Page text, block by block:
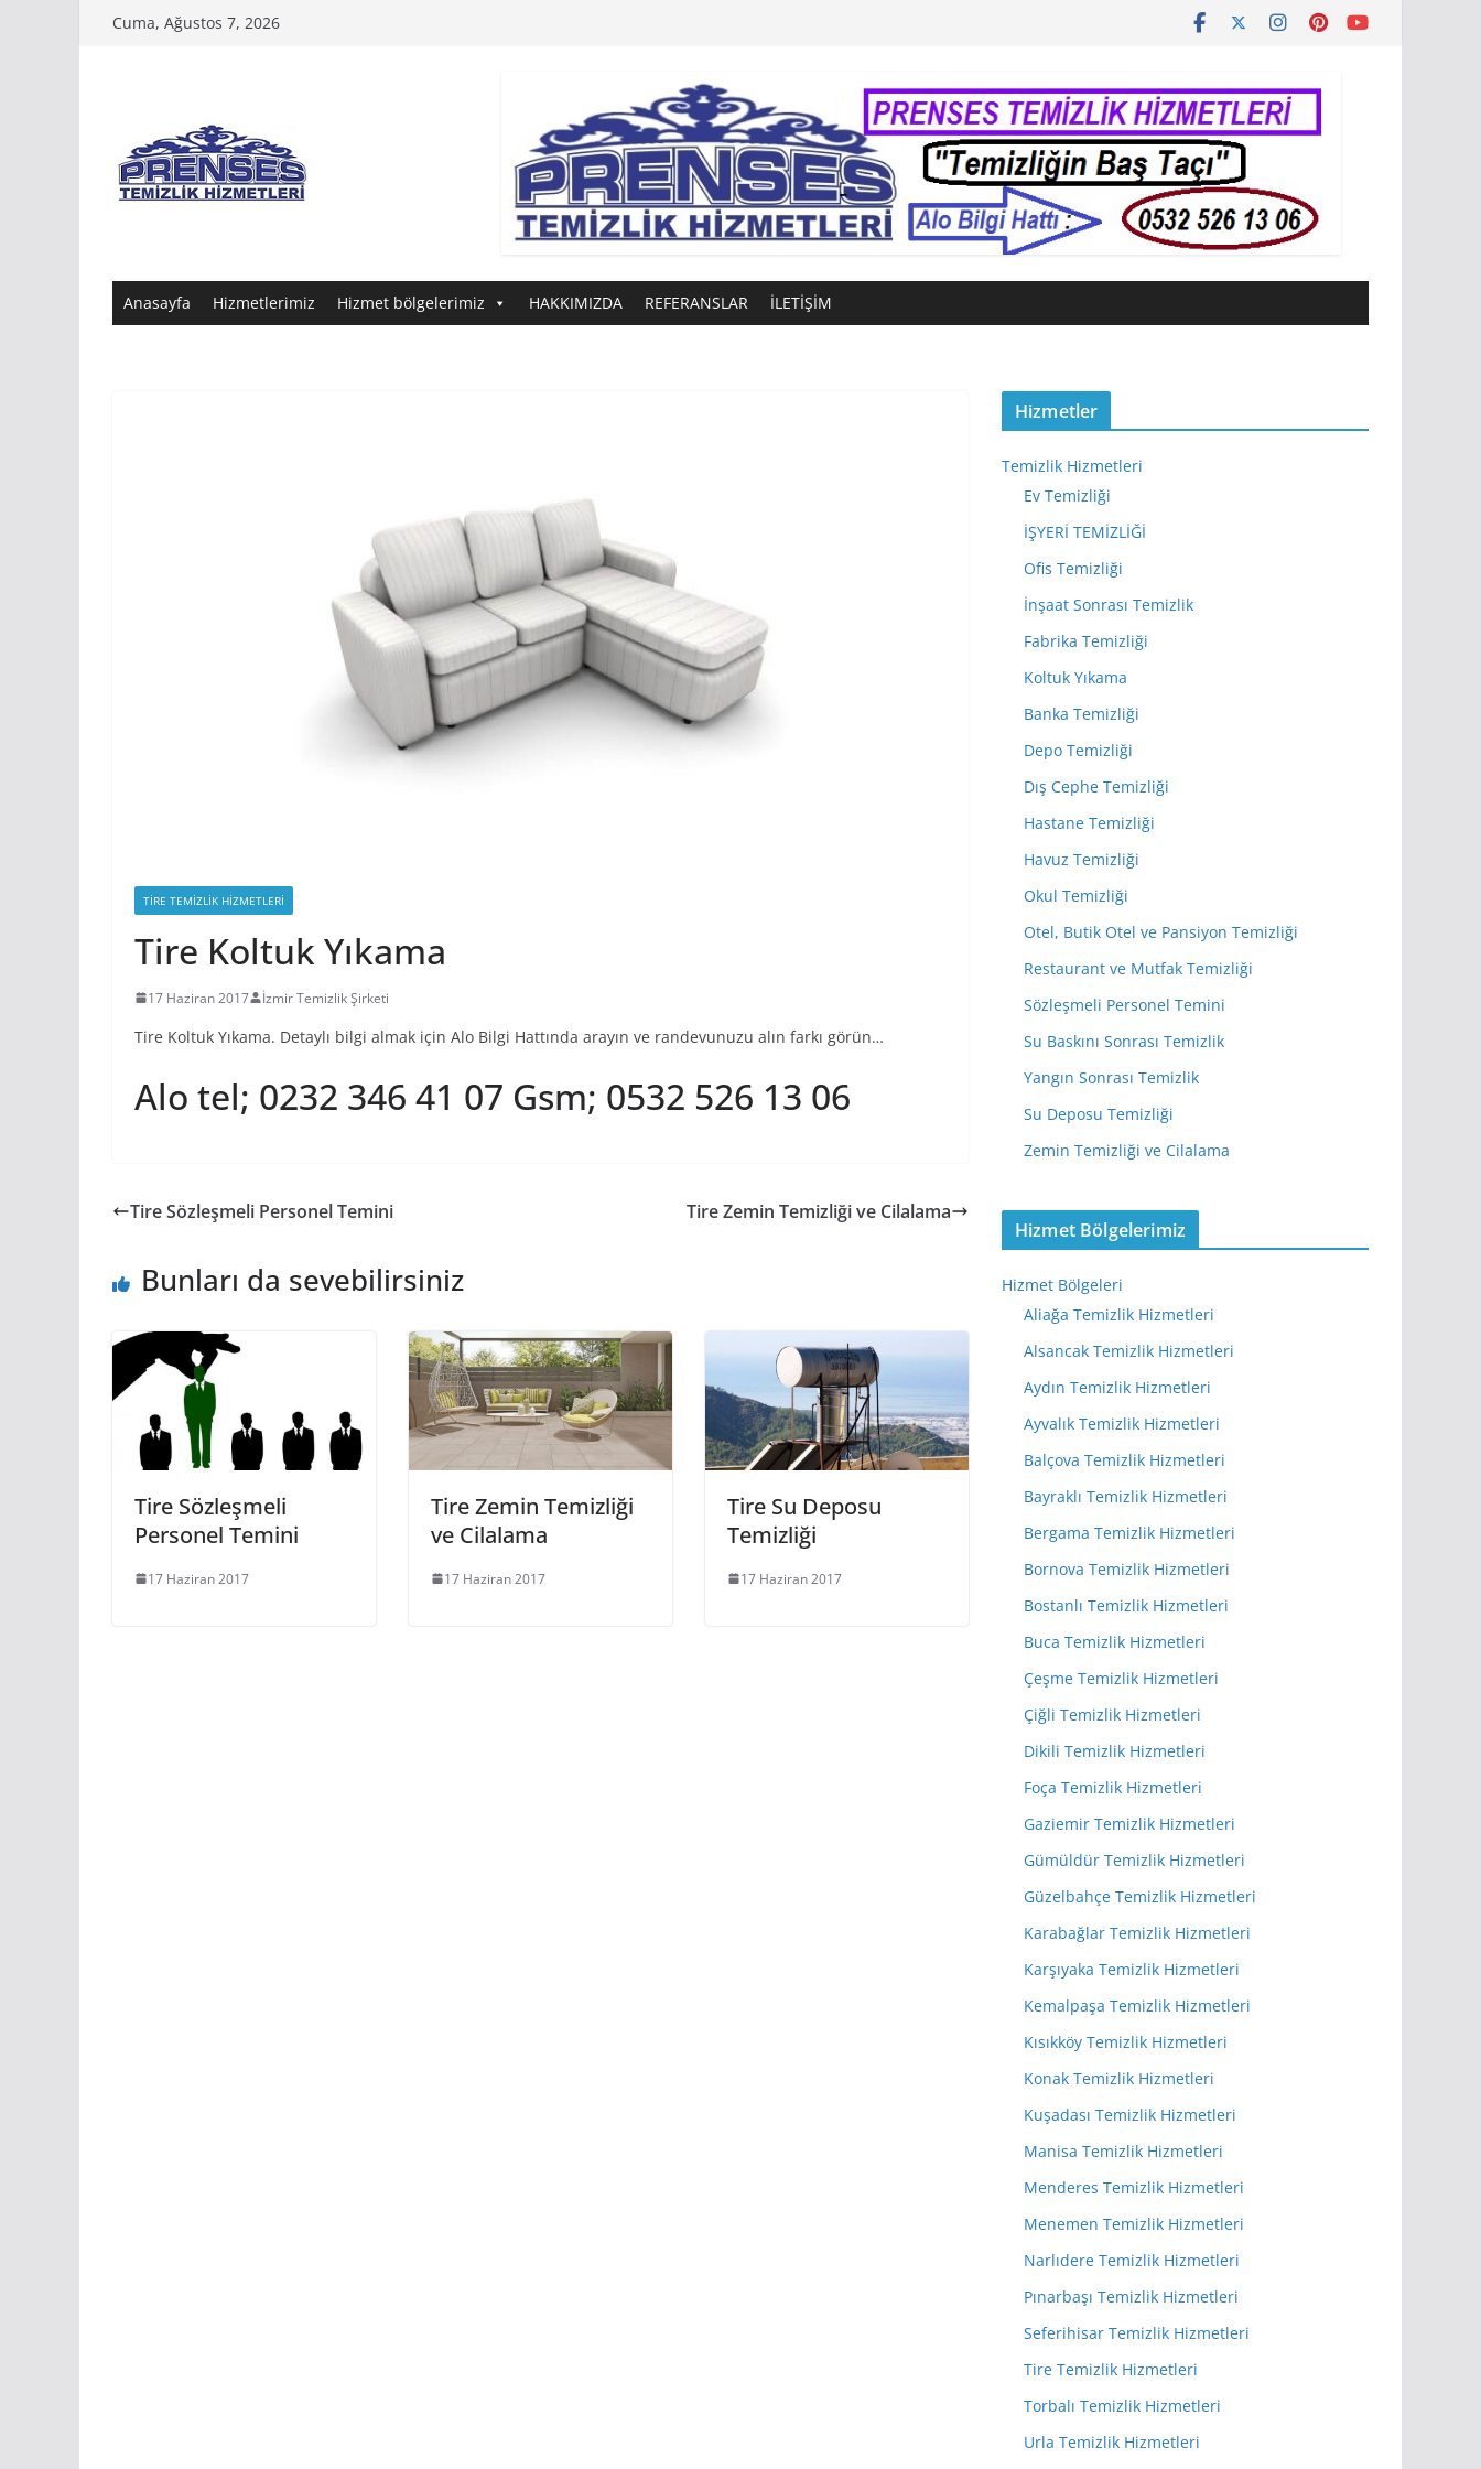
Cuma, Ağustos 7, 2026
Anasayfa Hizmetlerimiz Hizmet bölgelerimiz HAKKIMIZDA REFERANSLAR İLETİŞİM
TIRE TEMIZLIK HIZMETLERI
Tire Koltuk Yıkama
17 Haziran 2017 İzmir Temizlik Şirketi
Tire Koltuk Yıkama. Detaylı bilgi almak için Alo Bilgi Hattında arayın ve randevunuzu alın farkı görün…
Alo tel; 0232 346 41 07 Gsm; 0532 526 13 06
Tire Sözleşmeli Personel Temini Tire Zemin Temizliği ve Cilalama
Bunları da sevebilirsiniz
Tire Sözleşmeli
Personel Temini
17 Haziran 2017
Tire Zemin Temizliği
ve Cilalama
17 Haziran 2017
Tire Su Deposu
Temizliği
17 Haziran 2017
Hizmetler
Temizlik Hizmetleri
Ev Temizliği
İŞYERİ TEMİZLİĞİ
Ofis Temizliği
İnşaat Sonrası Temizlik
Fabrika Temizliği
Koltuk Yıkama
Banka Temizliği
Depo Temizliği
Dış Cephe Temizliği
Hastane Temizliği
Havuz Temizliği
Okul Temizliği
Otel, Butik Otel ve Pansiyon Temizliği
Restaurant ve Mutfak Temizliği
Sözleşmeli Personel Temini
Su Baskını Sonrası Temizlik
Yangın Sonrası Temizlik
Su Deposu Temizliği
Zemin Temizliği ve Cilalama
Hizmet Bölgelerimiz
Hizmet Bölgeleri
Aliağa Temizlik Hizmetleri
Alsancak Temizlik Hizmetleri
Aydın Temizlik Hizmetleri
Ayvalık Temizlik Hizmetleri
Balçova Temizlik Hizmetleri
Bayraklı Temizlik Hizmetleri
Bergama Temizlik Hizmetleri
Bornova Temizlik Hizmetleri
Bostanlı Temizlik Hizmetleri
Buca Temizlik Hizmetleri
Çeşme Temizlik Hizmetleri
Çiğli Temizlik Hizmetleri
Dikili Temizlik Hizmetleri
Foça Temizlik Hizmetleri
Gaziemir Temizlik Hizmetleri
Gümüldür Temizlik Hizmetleri
Güzelbahçe Temizlik Hizmetleri
Karabağlar Temizlik Hizmetleri
Karşıyaka Temizlik Hizmetleri
Kemalpaşa Temizlik Hizmetleri
Kısıkköy Temizlik Hizmetleri
Konak Temizlik Hizmetleri
Kuşadası Temizlik Hizmetleri
Manisa Temizlik Hizmetleri
Menderes Temizlik Hizmetleri
Menemen Temizlik Hizmetleri
Narlıdere Temizlik Hizmetleri
Pınarbaşı Temizlik Hizmetleri
Seferihisar Temizlik Hizmetleri
Tire Temizlik Hizmetleri
Torbalı Temizlik Hizmetleri
Urla Temizlik Hizmetleri